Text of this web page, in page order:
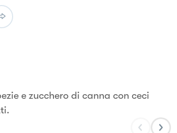
e zucchero di canna con ceci